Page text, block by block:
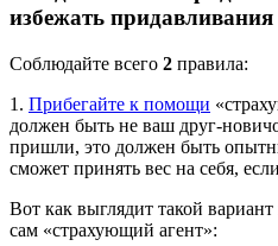
избежать придавливания
Соблюдайте всего 2 правила:
1. Прибегайте к помощи
должен быть не ваш друг-
пришли, это должен быть
сможет принять вес на себя,
Вот как выглядит такой
сам «страхующий агент»: